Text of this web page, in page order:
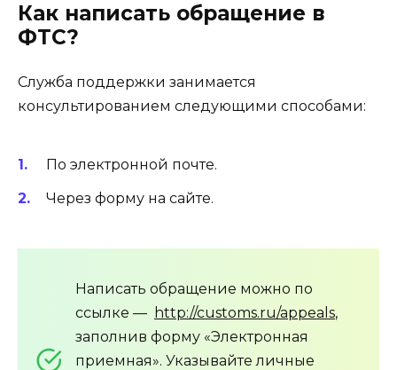
Как написать обращение в
ФТС?
Служба поддержки занимается
консультированием следующими способами:
По электронной почте.
Через форму на сайте.
Написать обращение можно по
ссылке — http://customs.ru/appeals,
заполнив форму «Электронная
приемная». Указывайте личные